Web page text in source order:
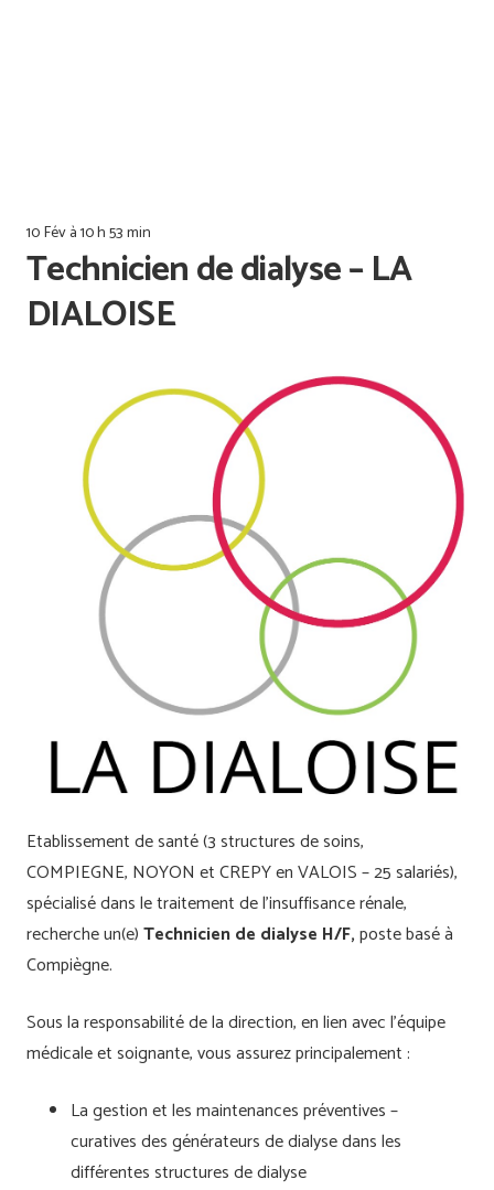
10 Fév à 10 h 53 min
Technicien de dialyse – LA
DIALOISE
Etablissement de santé (3 structures de soins,
COMPIEGNE, NOYON et CREPY en VALOIS – 25 salariés),
spécialisé dans le traitement de l’insuffisance rénale,
recherche un(e)Technicien de dialyse H/F,poste basé à
Compiègne.
Sous la responsabilité de la direction, en lien avec l’équipe
médicale et soignante, vous assurez principalement :
La gestion et les maintenances préventives –
curatives des générateurs de dialyse dans les
différentes structures de dialyse